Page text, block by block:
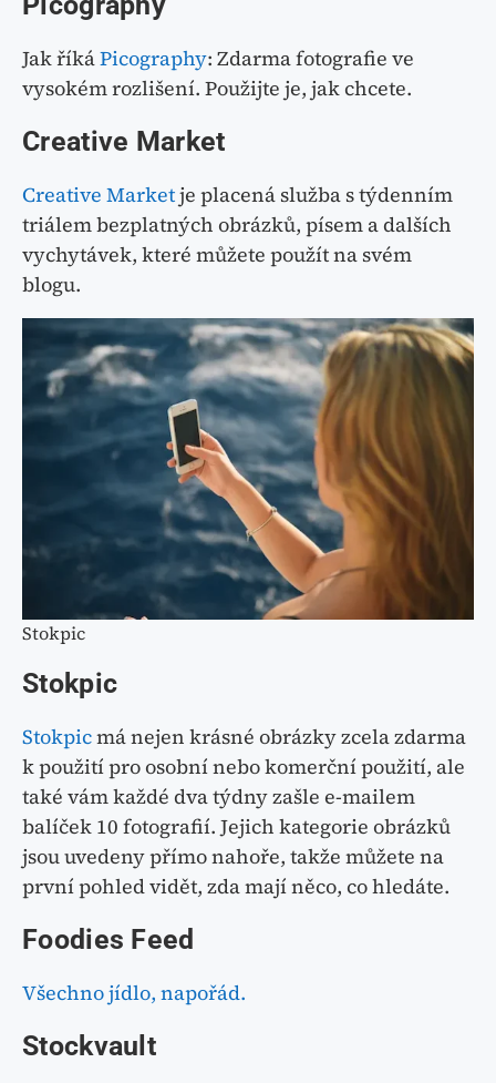
Jak říkáPicography: Zdarma fotografie ve
vysokém rozlišení. Použijte je, jak chcete.
Creative Market
Creative Marketje placená služba s týdenním
triálem bezplatných obrázků, písem a dalších
vychytávek, které můžete použít na svém
blogu.
Stokpic
Stokpic
Stokpicmá nejen krásné obrázky zcela zdarma
k použití pro osobní nebo komerční použití, ale
také vám každé dva týdny zašle e-mailem
balíček 10 fotografií. Jejich kategorie obrázků
jsou uvedeny přímo nahoře, takže můžete na
první pohled vidět, zda mají něco, co hledáte.
Foodies Feed
Všechno jídlo, napořád.
Stockvault